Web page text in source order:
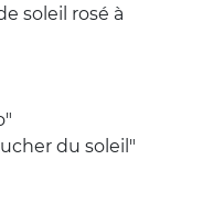
soleil rosé à
du soleil"